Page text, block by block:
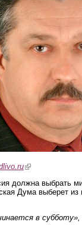
(link is external)
должна выбрать
Дума выберет
в